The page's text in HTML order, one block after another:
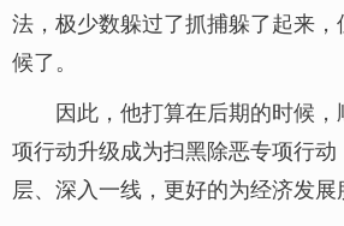
法，极少数躲过了抓捕躲了起来
候了。
因此，他打算在后期的时候
项行动升级成为扫黑除恶专项行
层、深入一线，更好的为经济发展